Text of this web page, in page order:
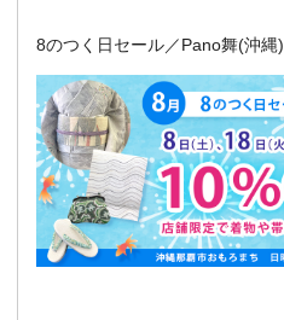
8のつく日セール／Pano舞(沖縄)